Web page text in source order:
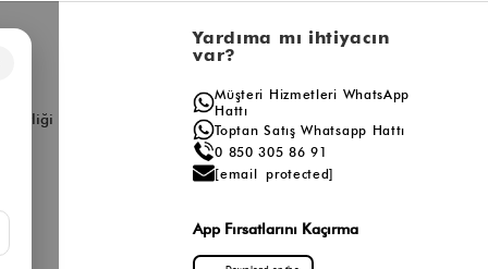
Birliği
Yardıma mı ihtiyacın
var?
Müşteri Hizmetleri WhatsApp
Hattı
Toptan Satış Whatsapp Hattı
0 850 305 86 91
[email protected]
App Fırsatlarını Kaçırma